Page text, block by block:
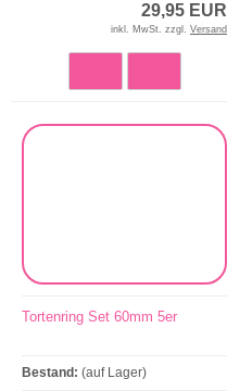
29,95 EUR
inkl. MwSt. zzgl. Versand
Tortenring Set 60mm 5er
Bestand: (auf Lager)